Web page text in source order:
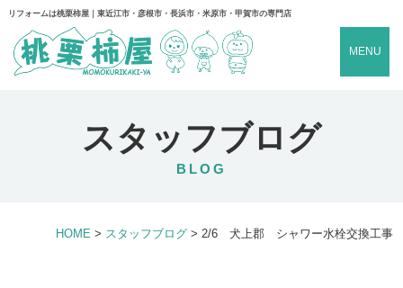
リフォームは桃栗柿屋｜東近江市・彦根市・長浜市・米原市・甲賀市の専門店
MENU
スタッフブログ
BLOG
HOME > スタッフブログ> 2/6 犬上郡 シャワー水栓交換工事